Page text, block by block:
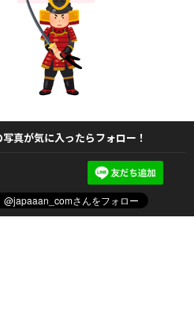
写真が気に入ったらフォロー！